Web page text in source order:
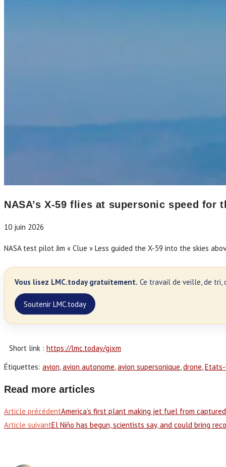
NASA’s X-59 flies at supersonic speed
10 juin 2026
NASA test pilot Jim « Clue » Less guided the X-59 into the skies
Vous lisez LMC.today gratuitement. Ce travail de veille, de tri,
Soutenir LMC.today
Short link : https://lmc.today/gjxm
Étiquettes: avion, avion autonome, avion supersonique, drone,
Read more articles
Article précédentAmerica’s first plant making jet fuel from
Article suivantEl Niño has begun, scientists say, and could bring